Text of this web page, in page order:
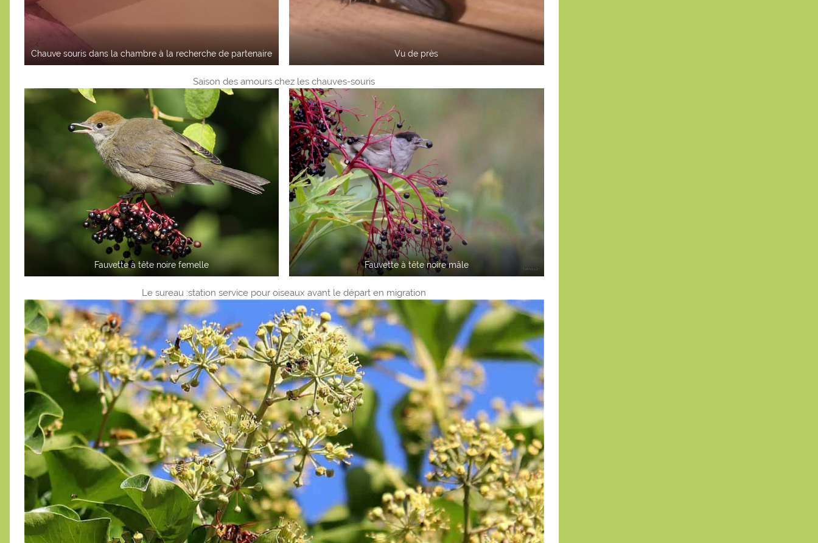
Chauve souris dans la chambre à la recherche de partenaire Vu de près
Saison des amours chez les chauves-souris
Fauvette à tête noire femelle Fauvette à tête noire mâle
Le sureau :station service pour oiseaux avant le départ en migration